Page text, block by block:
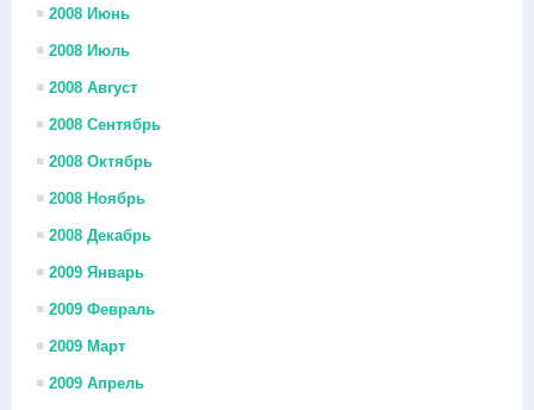
2008 Июнь
2008 Июль
2008 Август
2008 Сентябрь
2008 Октябрь
2008 Ноябрь
2008 Декабрь
2009 Январь
2009 Февраль
2009 Март
2009 Апрель